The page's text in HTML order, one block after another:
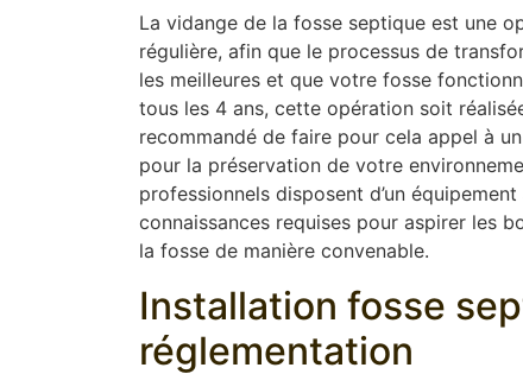
La vidange de la fosse septique est une
régulière, afin que le processus de
les meilleures et que votre fosse
tous les 4 ans, cette opération soit
recommandé de faire pour cela appel à
pour la préservation de votre
professionnels disposent d’un
connaissances requises pour aspirer les
la fosse de manière convenable.
Installation fosse
réglementation